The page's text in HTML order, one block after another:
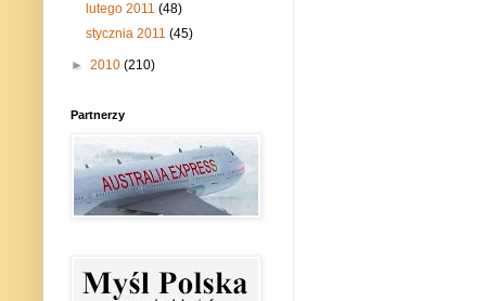
lutego 2011(48)
stycznia 2011(45)
► 2010 (210)
Partnerzy